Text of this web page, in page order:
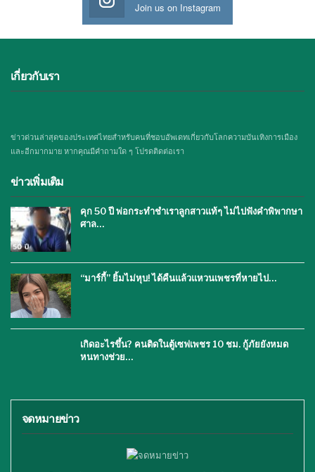
Join us on Instagram
เกี่ยวกับเรา
ข่าวด่วนล่าสุดของประเทศไทยสำหรับคนที่ชอบอัพเดทเกี่ยวกับโลกความบันเทิงการเมือง
และอีกมากมาย หากคุณมีคำถามใด ๆ โปรดติดต่อเรา
ข่าวเพิ่มเติม
คุก 50 ปี พ่อกระทำชำเราลูกสาวแท้ๆ ไม่ไปฟังคำพิพากษา
ศาล…
“มาร์กี้” ยิ้มไม่หุบ! ได้คืนแล้วแหวนเพชรที่หายไป…
เกิดอะไรขึ้น? คนติดในตู้เซฟเพชร 10 ชม. กู้ภัยยังหมด
หนทางช่วย…
จดหมายข่าว